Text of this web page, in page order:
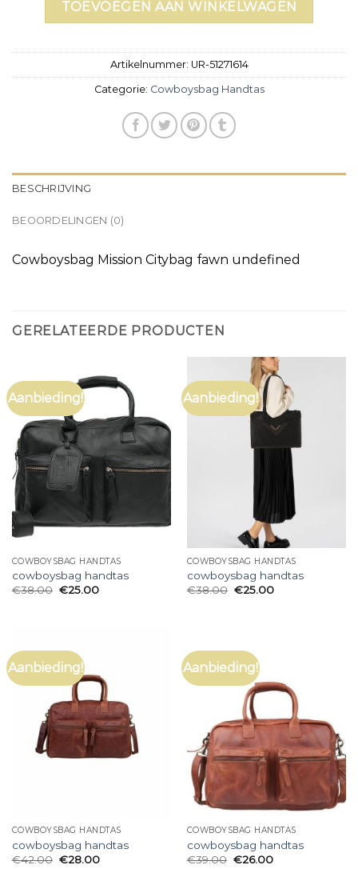
TOEVOEGEN AAN WINKELWAGEN
Artikelnummer: UR-51271614
Categorie: Cowboysbag Handtas
BESCHRIJVING
BEOORDELINGEN (0)
Cowboysbag Mission Citybag fawn undefined
GERELATEERDE PRODUCTEN
Aanbieding!
COWBOYSBAG HANDTAS
cowboysbag handtas
€38.00 €25.00
Aanbieding!
COWBOYSBAG HANDTAS
cowboysbag handtas
€38.00 €25.00
Aanbieding!
COWBOYSBAG HANDTAS
cowboysbag handtas
€42.00 €28.00
Aanbieding!
COWBOYSBAG HANDTAS
cowboysbag handtas
€39.00 €26.00